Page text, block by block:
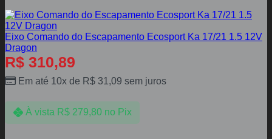
Eixo Comando do Escapamento Ecosport Ka 17/21 1.5 12V
Dragon
R$ 310,89
Em até 10x de R$ 31,09 sem juros
À vista R$279,80 no Pix